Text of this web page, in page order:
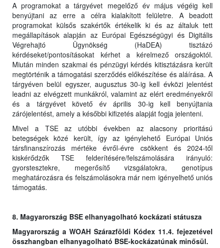
A programokat a tárgyévet megelőző év május végéig kell
benyújtani az erre a célra kialakított felületre. A beadott
programokat külsős szakértők értékelik ki és az általuk tett
megállapítások alapján az Európai Egészségügyi és Digitális
Végrehajtó Ügynökség (HaDEA) tisztázó
kérdéseket/pontosításokat kérhet a kérelmező országoktól.
Miután minden szakmai és pénzügyi kérdés kitisztázásra került
megtörténik a támogatási szerződés előkészítése és aláírása. A
tárgyéven belül egyszer, augusztus 30-ig kell évközi jelentést
leadni az elvégzett munkákról, valamint az elért eredményekről
és a tárgyévet követő év április 30-ig kell benyújtania
zárójelentést, amely a későbbi kifizetés alapját fogja jelenteni.
Mivel a TSE az utóbbi években az alacsony prioritású
betegségek közé került, így az igénylehető Európai Uniós
társfinanszírozás mértéke évről-évre csökkent és 2024-től
kiskérődzők TSE felderítésére/felszámolására irányuló:
gyorstesztekre, megerősítő vizsgálatokra, genotípus
meghatározásra és felszámolásokra már nem igényelhető uniós
támogatás.
8. Magyarország BSE elhanyagolható kockázati státusza
Magyarország a WOAH Szárazföldi Kódex 11.4. fejezetével
összhangban elhanyagolható BSE-kockázatúnak minősül.